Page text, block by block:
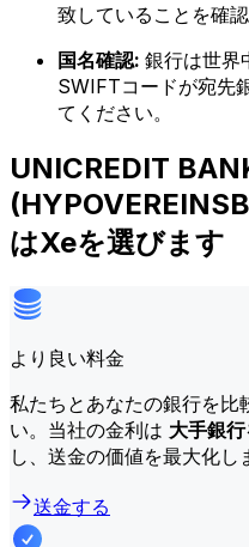
致していることを確認
国名確認: 銀行は世界
SWIFTコードが宛先
てください。
UNICREDIT
はXeを選びます
より良い料金
私たちとあなたの銀行を比
い。当社の金利は 大手銀
し、送金の価値を最大化し
送金する